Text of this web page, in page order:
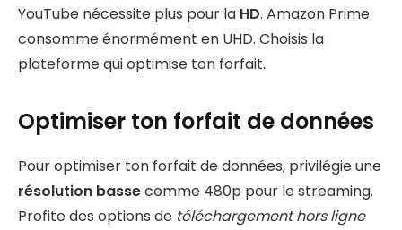
YouTube nécessite plus pour la HD. Amazon Prime
consomme énormément en UHD. Choisis la
plateforme qui optimise ton forfait.
Optimiser ton forfait de données
Pour optimiser ton forfait de données, privilégie une
résolution bassecomme 480p pour le streaming.
Profite des options de téléchargement hors ligne